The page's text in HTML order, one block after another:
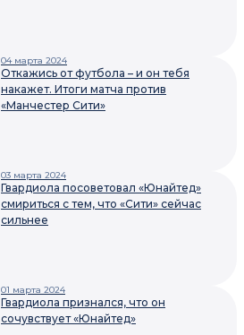
04 марта 2024
Откажись от футбола – и он тебя
накажет. Итоги матча против
«Манчестер Сити»
03 марта 2024
Гвардиола посоветовал «Юнайтед»
смириться с тем, что «Сити» сейчас
сильнее
01 марта 2024
Гвардиола признался, что он
сочувствует «Юнайтед»